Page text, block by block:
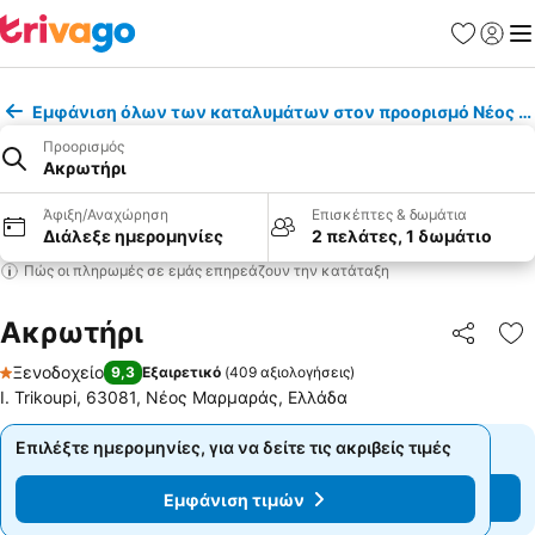
Εμφάνιση όλων των καταλυμάτων στον προορισμό Νέος
Προορισμός
Ακρωτήρι
Άφιξη/Αναχώρηση
Διάλεξε ημερομηνίες
Επισκέπτες & δωμάτια
2 πελάτες, 1 δωμάτιο
Πώς οι πληρωμές σε εμάς επηρεάζουν την κατάταξη
Ακρωτήρι
1 Αστέρια
Ξενοδοχείο 9,3 Εξαιρετικό (409 αξιολογήσεις)
I. Trikoupi, 63081, Νέος Μαρμαράς, Ελλάδα
Επιλέξτε ημερομηνίες, για να δείτε τις ακριβείς τιμές
Εμφάνιση τιμών
Επιλέξτε ημερομηνίες, για να δείτε τις ακριβείς τιμές
Εμφάνιση τιμών